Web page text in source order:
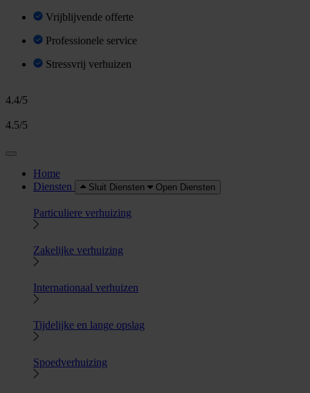
Vrijblijvende offerte
Professionele service
Stressvrij verhuizen
4.4/5
4.5/5
Home
Diensten
Sluit Diensten Open Diensten
Particuliere verhuizing
Zakelijke verhuizing
Internationaal verhuizen
Tijdelijke en lange opslag
Spoedverhuizing